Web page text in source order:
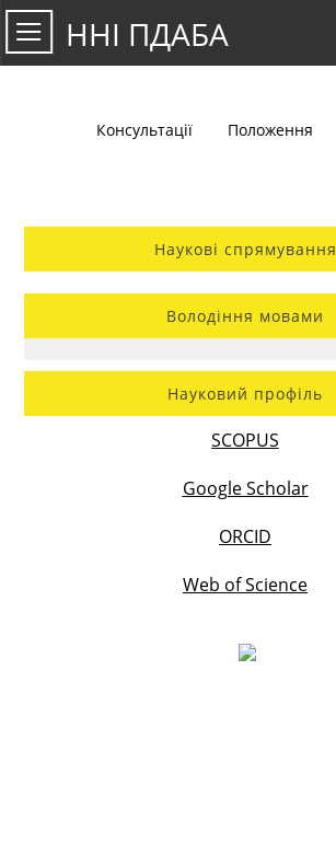
ННІ ПДАБА
Консультації Положення
Наукові спрямування
Володіння мовами
Науковий профіль
SCOPUS
Google Scholar
ORCID
Web of Science